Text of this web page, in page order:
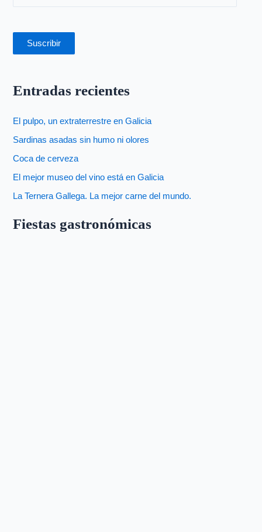
Suscribir
Entradas recientes
El pulpo, un extraterrestre en Galicia
Sardinas asadas sin humo ni olores
Coca de cerveza
El mejor museo del vino está en Galicia
La Ternera Gallega. La mejor carne del mundo.
Fiestas gastronómicas